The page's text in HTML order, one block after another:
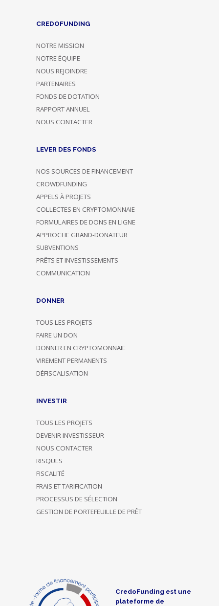
CREDOFUNDING
NOTRE MISSION
NOTRE ÉQUIPE
NOUS REJOINDRE
PARTENAIRES
FONDS DE DOTATION
RAPPORT ANNUEL
NOUS CONTACTER
LEVER DES FONDS
NOS SOURCES DE FINANCEMENT
CROWDFUNDING
APPELS À PROJETS
COLLECTES EN CRYPTOMONNAIE
FORMULAIRES DE DONS EN LIGNE
APPROCHE GRAND-DONATEUR
SUBVENTIONS
PRÊTS ET INVESTISSEMENTS
COMMUNICATION
DONNER
TOUS LES PROJETS
FAIRE UN DON
DONNER EN CRYPTOMONNAIE
VIREMENT PERMANENTS
DÉFISCALISATION
INVESTIR
TOUS LES PROJETS
DEVENIR INVESTISSEUR
NOUS CONTACTER
RISQUES
FISCALITÉ
FRAIS ET TARIFICATION
PROCESSUS DE SÉLECTION
GESTION DE PORTEFEUILLE DE PRÊT
CredoFunding est une
plateforme de